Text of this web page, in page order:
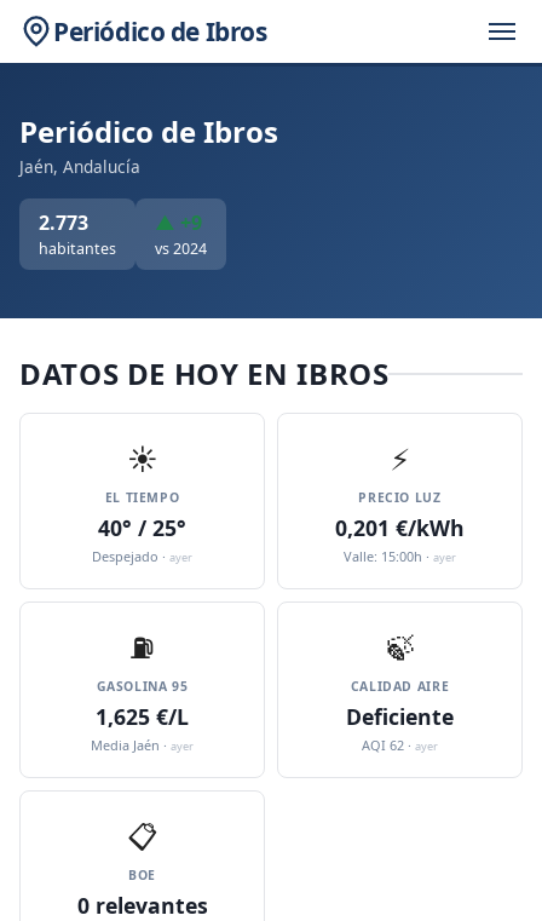
Periódico de Ibros
Periódico de Ibros
Jaén, Andalucía
2.773
habitantes
▲ +9
vs 2024
DATOS DE HOY EN IBROS
☀️
EL TIEMPO
40° / 25°
Despejado · ayer
⚡
PRECIO LUZ
0,201 €/kWh
Valle: 15:00h · ayer
⛽️
GASOLINA 95
1,625 €/L
Media Jaén · ayer
🍃
CALIDAD AIRE
Deficiente
AQI 62 · ayer
📋
BOE
0 relevantes